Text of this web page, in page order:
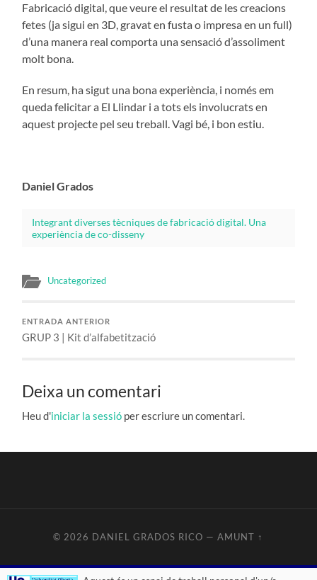
Fabricació digital, que veure el resultat de les creacions
fetes (ja sigui en 3D, gravat en fusta o impresa en un full)
d’una manera real comporta una sensació d’assoliment
molt bona.
En resum, ha sigut una bona experiència, i només em
queda felicitar a El Llindar i a tots els involucrats en
aquest projecte pel seu treball. Vagi bé, i bon estiu.
Daniel Grados
Integrant diverses tècniques de fabricació digital. Una
experiència de co-disseny
Uncategorized
ENTRADA ANTERIOR
GRUP 3 | Kit d’alfabetització
Deixa un comentari
Heu d'iniciar la sessió per escriure un comentari.
© 2026 DANIEL GRADOS RICO —AMUNT ↑